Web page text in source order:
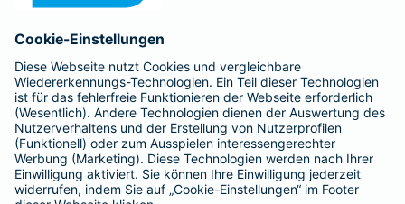
Affiliate-Partner werden
Barmenia ist Teil der BarmeniaGothaer
BELIEBTE SEITEN
Kranken-Zusatzversicherung
Tierversicherungen
Haftpflichtversicherung
Hausratversicherung